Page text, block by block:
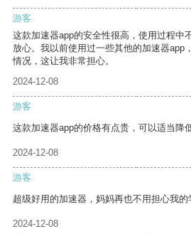
游客
这款加速器app的安全性很高，使用过程中
放心。我以前使用过一些其他的加速器app
情况，这让我非常担心。
2024-12-08
游客
这款加速器app的价格有点贵，可以适当降
2024-12-08
游客
超级好用的加速器，妈妈再也不用担心我的
2024-12-08